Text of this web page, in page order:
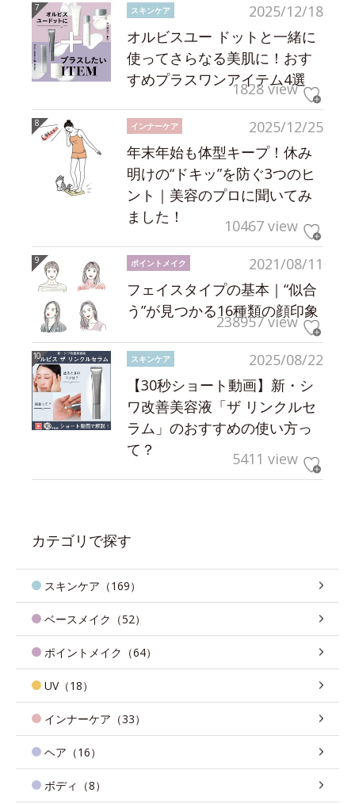
2025/12/18
スキンケア
オルビスユー ドットと一緒に
使ってさらなる美肌に！おす
すめプラスワンアイテム4選
1828 view
2025/12/25
インナーケア
年末年始も体型キープ！休み
明けの“ドキッ”を防ぐ3つのヒ
ント｜美容のプロに聞いてみ
ました！
10467 view
2021/08/11
ポイントメイク
フェイスタイプの基本｜“似合
う”が見つかる16種類の顔印象
238957 view
2025/08/22
スキンケア
【30秒ショート動画】新・シ
ワ改善美容液「ザ リンクルセ
ラム」のおすすめの使い方っ
て？
5411 view
カテゴリで探す
スキンケア（169）
ベースメイク（52）
ポイントメイク（64）
UV（18）
インナーケア（33）
ヘア（16）
ボディ（8）